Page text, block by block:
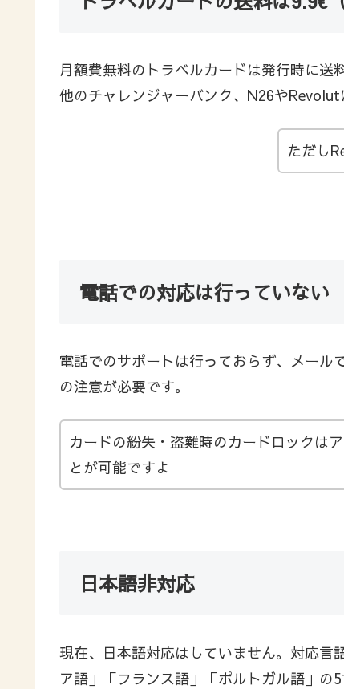
月額費無料のトラベルカードは発行時に
他のチャレンジャーバンク、N26やRevolut
ただし
電話での対応は行っていない
電話でのサポートは行っておらず、メール
の注意が必要です。
カードの紛失・盗難時のカードロックは
とが可能ですよ
日本語非対応
現在、日本語対応はしていません。対応言
ア語」「フランス語」「ポルトガル語」の5